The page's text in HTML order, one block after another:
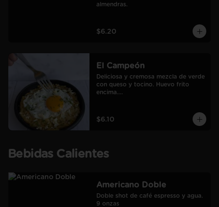
almendras.
$6.20
El Campeón
Deliciosa y cremosa mezcla de verde
con queso y tocino. Huevo frito
encima.
$6.10
Bebidas Calientes
Americano Doble
Doble shot de café espresso y agua.
9 onzas